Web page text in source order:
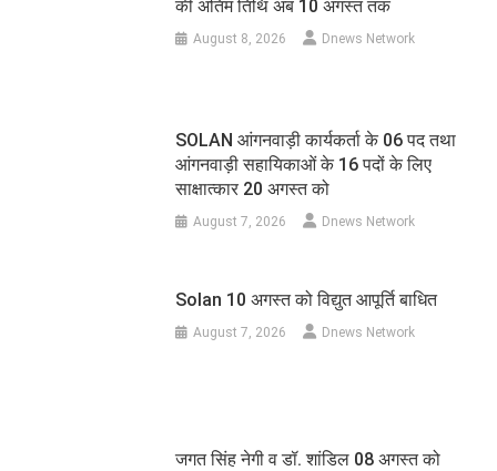
की अंतिम तिथि अब 10 अगस्त तक
August 8, 2026 Dnews Network
SOLAN आंगनवाड़ी कार्यकर्ता के 06 पद तथा
आंगनवाड़ी सहायिकाओं के 16 पदों के लिए
साक्षात्कार 20 अगस्त को
August 7, 2026 Dnews Network
Solan 10 अगस्त को विद्युत आपूर्ति बाधित
August 7, 2026 Dnews Network
जगत सिंह नेगी व डॉ. शांडिल 08 अगस्त को